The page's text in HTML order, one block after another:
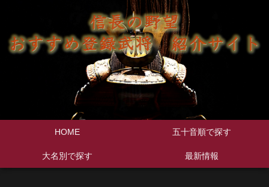
HOME 五十音順で探す
大名別で探す 最新情報